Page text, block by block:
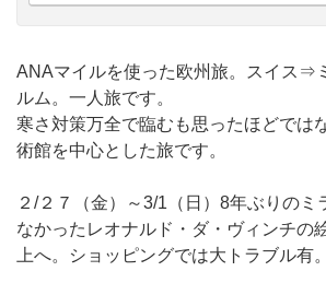
ANAマイルを使った欧州旅。スイス⇒
ルム。一人旅です。
寒さ対策万全で臨むも思ったほどでは
術館を中心とした旅です。
２/２７（金）～3/1（日）8年ぶりのミ
なかったレオナルド・ダ・ヴィンチの
上へ。ショッピングでは大トラブル有。